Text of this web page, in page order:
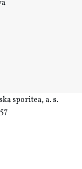
sporitea, a. s.